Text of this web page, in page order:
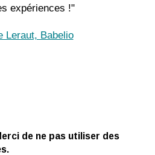
expériences !"
Leraut, Babelio
de ne pas utiliser des